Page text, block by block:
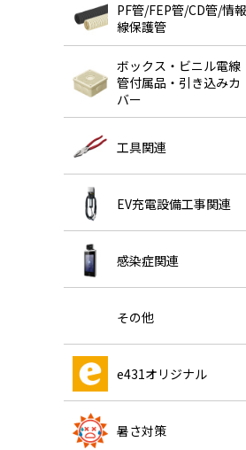
PF管/FEP管/CD管/情報
線保護管
ボックス・ビニル電線
管付属品・引き込みカ
バー
工具関連
EV充電設備工事関連
感染症関連
その他
e431オリジナル
暑さ対策